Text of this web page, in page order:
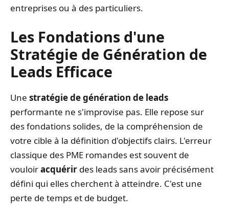
entreprises ou à des particuliers.
Les Fondations d'une
Stratégie de Génération de
Leads Efficace
Une stratégie de génération de leads
performante ne s'improvise pas. Elle repose sur
des fondations solides, de la compréhension de
votre cible à la définition d'objectifs clairs. L'erreur
classique des PME romandes est souvent de
vouloiracquérir des leads sans avoir précisément
défini qui elles cherchent à atteindre. C'est une
perte de temps et de budget.